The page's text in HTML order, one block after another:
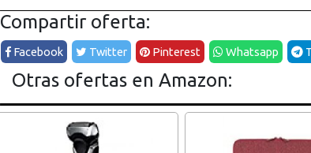
Compartir oferta:
Facebook Twitter Pinterest Whatsapp
Otras ofertas en Amazon: